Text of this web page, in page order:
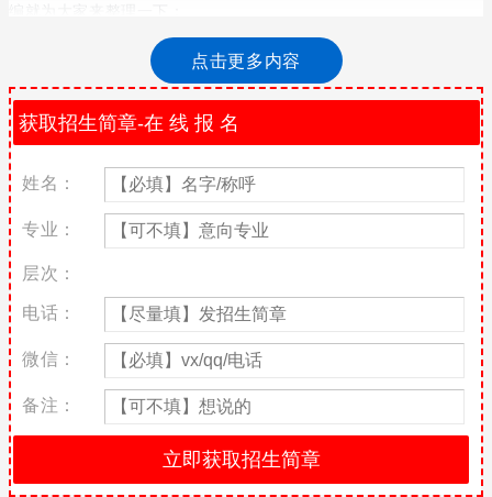
2019珠海中考考试时间
由于2019年珠海中考考试时间尚未公布，下面小编整理了2018年
珠海中考考试时间，供大家参考！
《珠海市2018年初中学业水平考试与高中阶段学校招生工作实施细
则》已经公布，我市中考的具体时间、公布分数线时间以及填报志
愿时间已确定。
想要知道更多地区的考试时间及科目请点击《2019年广东各市中考
考试时间及科目汇总》查看!
考试科目公布
1.计入中考总分科目。语文、数学、英语、物理、化学和体育科目
的成绩计入中考总分，其中语文、数学、英语3科满分各为120分，
物理、化学2科满分各为100分，体育满分为45分。2018年，我市
中考成绩满分为605分。
2.等级性考试科目。地理、生物、思想品德、历史为等级性考试科
目，其成绩以a、b、c、d四个等级呈现。等级性考试科目成绩作为
点击更多内容
姓名：
专业：
层次：
电话：
微信：
备注：